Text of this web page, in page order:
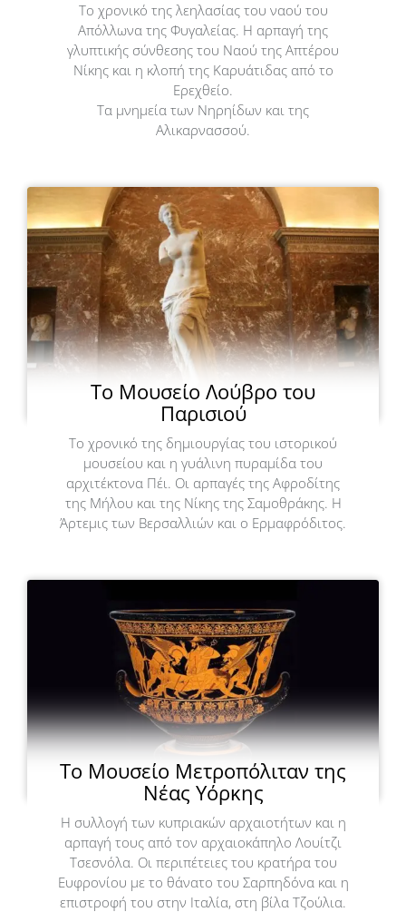
Το χρονικό της λεηλασίας του ναού του
Απόλλωνα της Φυγαλείας. Η αρπαγή της
γλυπτικής σύνθεσης του Ναού της Απτέρου
Νίκης και η κλοπή της Καρυάτιδας από το
Ερεχθείο.
Τα μνημεία των Νηρηίδων και της
Αλικαρνασσού.
Το Μουσείο Λούβρο του
Παρισιού
Το χρονικό της δημιουργίας του ιστορικού
μουσείου και η γυάλινη πυραμίδα του
αρχιτέκτονα Πέι. Οι αρπαγές της Αφροδίτης
της Μήλου και της Νίκης της Σαμοθράκης. Η
Άρτεμις των Βερσαλλιών και ο Ερμαφρόδιτος.
Το Μουσείο Μετροπόλιταν της
Νέας Υόρκης
Η συλλογή των κυπριακών αρχαιοτήτων και η
αρπαγή τους από τον αρχαιοκάπηλο Λουίτζι
Τσεσνόλα. Οι περιπέτειες του κρατήρα του
Ευφρονίου με το θάνατο του Σαρπηδόνα και η
επιστροφή του στην Ιταλία, στη βίλα Τζούλια.